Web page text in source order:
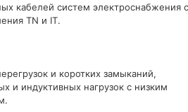
кабелей систем электроснабжения
TN и IT.
и коротких замыканий,
и индуктивных нагрузок с низким